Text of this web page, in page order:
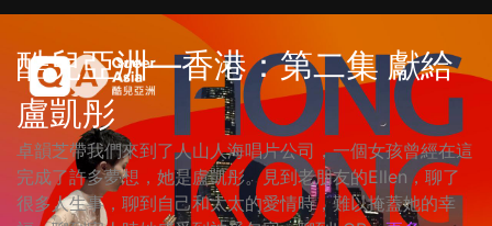
酷兒亞洲—香港：第二集 獻給
盧凱彤
卓韻芝帶我們來到了人山人海唱片公司，一個女孩曾經在這
完成了許多夢想，她是盧凱彤。見到老朋友的Ellen，聊了
很多人生事，聊到自己和太太的愛情時，難以掩蓋她的幸